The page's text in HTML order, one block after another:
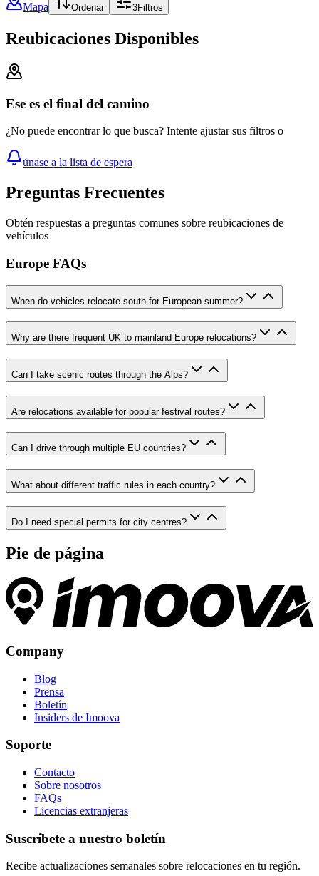
Mapa
Ordenar 3Filtros
Reubicaciones Disponibles
Ese es el final del camino
¿No puede encontrar lo que busca? Intente ajustar sus filtros o
únase a la lista de espera
Preguntas Frecuentes
Obtén respuestas a preguntas comunes sobre reubicaciones de
vehículos
Europe FAQs
When do vehicles relocate south for European summer?
Why are there frequent UK to mainland Europe relocations?
Can I take scenic routes through the Alps?
Are relocations available for popular festival routes?
Can I drive through multiple EU countries?
What about different traffic rules in each country?
Do I need special permits for city centres?
Pie de página
Company
Blog
Prensa
Boletín
Insiders de Imoova
Soporte
Contacto
Sobre nosotros
FAQs
Licencias extranjeras
Suscríbete a nuestro boletín
Recibe actualizaciones semanales sobre relocaciones en tu región.